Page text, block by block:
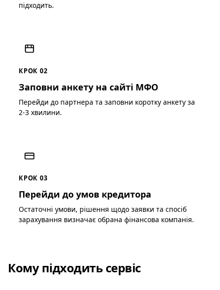
підходить.
КРОК 02
Заповни анкету на сайті МФО
Перейди до партнера та заповни коротку анкету за
2-3 хвилини.
КРОК 03
Перейди до умов кредитора
Остаточні умови, рішення щодо заявки та спосіб
зарахування визначає обрана фінансова компанія.
Кому підходить сервіс